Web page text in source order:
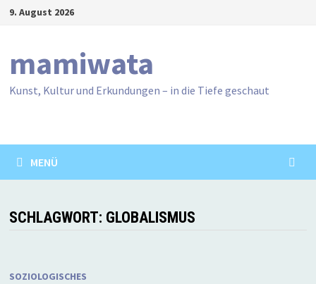
Zum9. August 2026
mamiwata
Kunst, Kultur und Erkundungen – in die Tiefe geschaut
MENÜ
SCHLAGWORT: GLOBALISMUS
SOZIOLOGISCHES